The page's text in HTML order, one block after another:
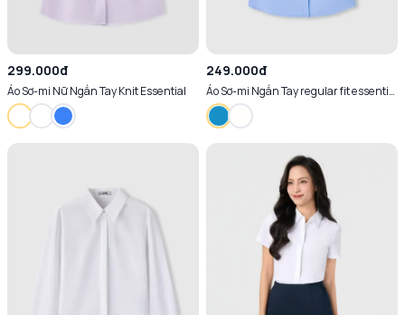
299.000đ
Áo Sơ-mi Nữ Ngắn Tay Knit Essential
249.000đ
Áo Sơ-mi Ngắn Tay regular fit essential
Chống Nhăn Thoáng Mát